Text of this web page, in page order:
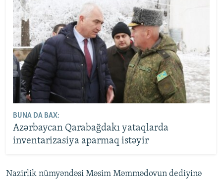
BUNA DA BAX:
Azərbaycan Qarabağdakı yataqlarda
inventarizasiya aparmaq istəyir
Nazirlik nümyəndəsi Məsim Məmmədovun dediyinə